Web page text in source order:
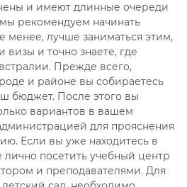
и имеют длинные очереди
рекомендуем начинать
менее, лучше заниматься этим,
визы и точно знаете, где
Прежде всего,
и районе вы собираетесь
бюджет. После этого вы
вариантов в вашем
для прояснения
Если вы уже находитесь в
посетить учебный центр
и преподавателями. Для